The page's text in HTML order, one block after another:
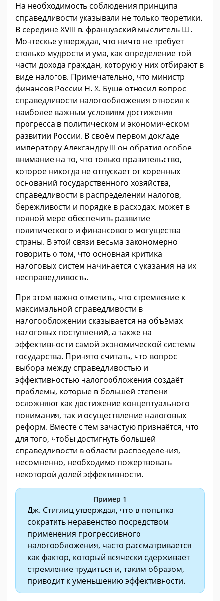
На необходимость соблюдения принципа
справедливости указывали не только теоретики.
В середине XVIII в. французский мыслитель Ш.
Монтескье утверждал, что ничто не требует
столько мудрости и ума, как определение той
части дохода граждан, которую у них отбирают в
виде налогов. Примечательно, что министр
финансов России Н. Х. Буше относил вопрос
справедливости налогообложения относил к
наиболее важным условиям достижения
прогресса в политическом и экономическом
развитии России. В своём первом докладе
императору Александру III он обратил особое
внимание на то, что только правительство,
которое никогда не отпускает от коренных
оснований государственного хозяйства,
справедливости в распределении налогов,
бережливости и порядке в расходах, может в
полной мере обеспечить развитие
политического и финансового могущества
страны. В этой связи весьма закономерно
говорить о том, что основная критика
налоговых систем начинается с указания на их
несправедливость.
При этом важно отметить, что стремление к
максимальной справедливости в
налогообложении сказывается на объёмах
налоговых поступлений, а также на
эффективности самой экономической системы
государства. Принято считать, что вопрос
выбора между справедливостью и
эффективностью налогообложения создаёт
проблемы, которые в большей степени
осложняют как достижение концептуального
понимания, так и осуществление налоговых
реформ. Вместе с тем зачастую признаётся, что
для того, чтобы достигнуть большей
справедливости в области распределения,
несомненно, необходимо пожертвовать
некоторой долей эффективности.
Пример 1
Дж. Стиглиц утверждал, что в попытка
сократить неравенство посредством
применения прогрессивного
налогообложения, часто рассматривается
как фактор, который всячески сдерживает
стремление трудиться и, таким образом,
приводит к уменьшению эффективности.